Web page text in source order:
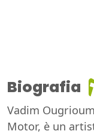
Biografia
Vadim
Motor, è un